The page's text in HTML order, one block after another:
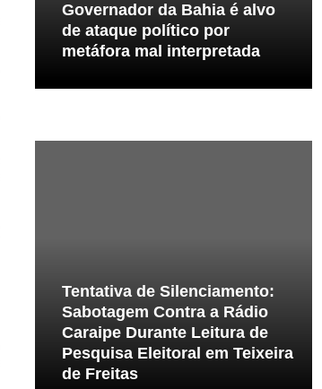
Governador da Bahia é alvo
de ataque político por
metáfora mal interpretada
Tentativa de Silenciamento:
Sabotagem Contra a Rádio
Caraipe Durante Leitura de
Pesquisa Eleitoral em Teixeira
de Freitas